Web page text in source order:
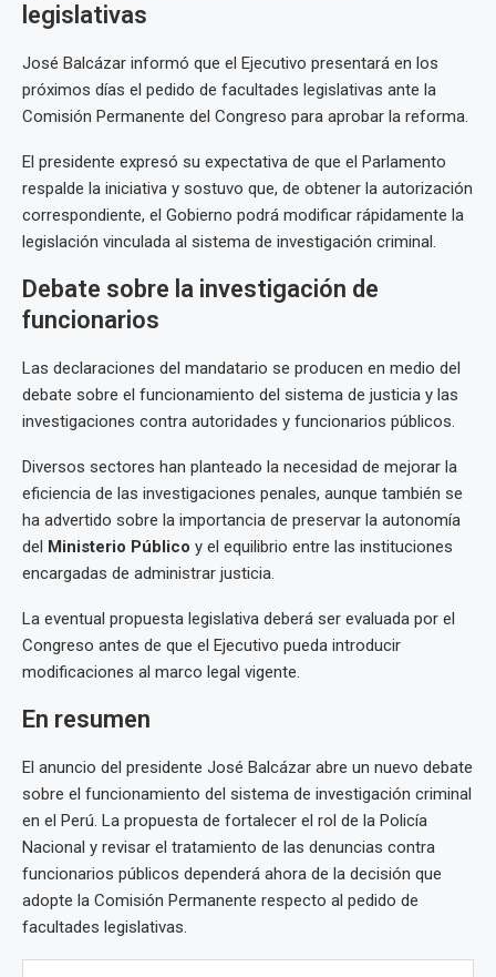
legislativas
José Balcázar informó que el Ejecutivo presentará en los
próximos días el pedido de facultades legislativas ante la
Comisión Permanente del Congreso para aprobar la reforma.
El presidente expresó su expectativa de que el Parlamento
respalde la iniciativa y sostuvo que, de obtener la autorización
correspondiente, el Gobierno podrá modificar rápidamente la
legislación vinculada al sistema de investigación criminal.
Debate sobre la investigación de
funcionarios
Las declaraciones del mandatario se producen en medio del
debate sobre el funcionamiento del sistema de justicia y las
investigaciones contra autoridades y funcionarios públicos.
Diversos sectores han planteado la necesidad de mejorar la
eficiencia de las investigaciones penales, aunque también se
ha advertido sobre la importancia de preservar la autonomía
del Ministerio Público y el equilibrio entre las instituciones
encargadas de administrar justicia.
La eventual propuesta legislativa deberá ser evaluada por el
Congreso antes de que el Ejecutivo pueda introducir
modificaciones al marco legal vigente.
En resumen
El anuncio del presidente José Balcázar abre un nuevo debate
sobre el funcionamiento del sistema de investigación criminal
en el Perú. La propuesta de fortalecer el rol de la Policía
Nacional y revisar el tratamiento de las denuncias contra
funcionarios públicos dependerá ahora de la decisión que
adopte la Comisión Permanente respecto al pedido de
facultades legislativas.